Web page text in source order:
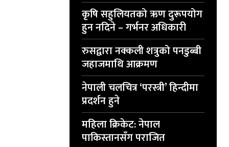
कृषि सहुलियतको ऋण दुरूपयोग
हुन नदिने – गर्भनर अधिकारी
रुसद्वारा नक्कली शत्रुको पनडुब्बी
जहाजमाथि आक्रमण
नेपाली चलचित्र ‘परस्त्री’ हिन्दीमा
प्रदर्शन हुने
महिला क्रिकेट: नेपाल
पाकिस्तानसँग पराजित